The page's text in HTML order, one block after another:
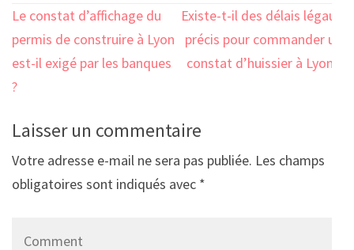
Navigation
de
l’article
Le constat d’affichage du
permis de construire à Lyon
est-il exigé par les banques
?
Existe-t-il des délais légaux
précis pour commander un
constat d’huissier à Lyon ?
Laisser un commentaire
Votre adresse e-mail ne sera pas publiée. Les champs
obligatoires sont indiqués avec *